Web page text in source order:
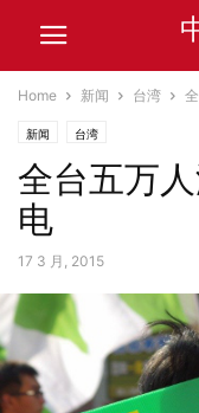
Home 新闻 台湾
新闻 台湾
全台五万
电
17 3 月, 2015